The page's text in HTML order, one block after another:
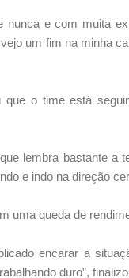
e com muita
um fim na minha
o time está
lembra bastante a
e indo na direção
uma queda de
encarar a
duro”,